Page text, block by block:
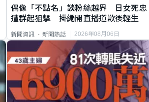
偶像「不點名」談粉絲越界 日女死忠
遭群起狙擊 掛繩開直播道歉後輕生
新聞資訊 新聞熱話 2026年08月06日